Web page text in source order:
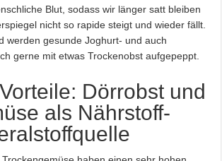
Blut, sodass wir länger satt bleiben
nicht so rapide steigt und wieder fällt.
werden gesunde Joghurt- und auch
gerne mit etwas Trockenobst aufgepeppt.
Dörrobst und
als Nährstoff-